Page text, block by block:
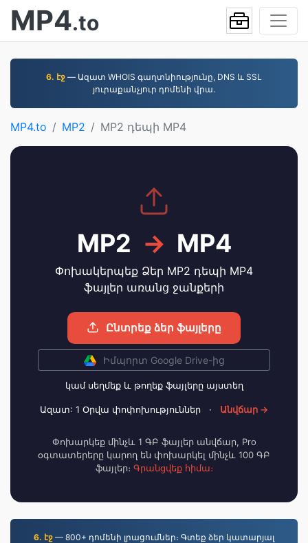
MP4.to
6. էջ — Ազատ WHOIS գաղտնիությունը, DNS և SSL
յուրաքանչյուր դոմենի վրա.
MP4.to MP2 MP2 դեպի MP4
MP2 → MP4
Փոխակերպեք Ձեր MP2 դեպի MP4
ֆայլեր առանց ջանքերի
Ընտրեք ձեր ֆայլերը
Իմպորտ Google Drive-ից
կամ սեղմեք և թողեք ֆայլերը այստեղ
Ազատ: 1 Օրվա փոփոխություններ · Անվճար →
Փոխարկեք մինչև 1 ԳԲ ֆայլեր անվճար, Pro
օգտատերերը կարող են փոխարկել մինչև 100 ԳԲ
ֆայլեր։ Գրանցվեք հիմա։
6. էջ — 800+ դոմենի լրացումներ։ Գտեք ձեր կատարյալ